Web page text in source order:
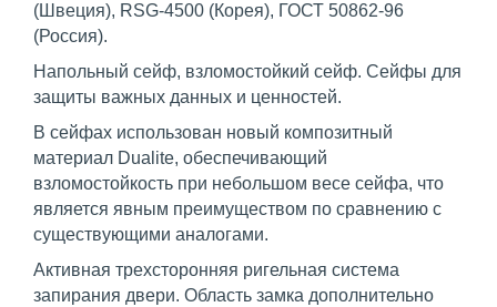
(Швеция), RSG-4500 (Корея), ГОСТ 50862-96
(Россия).
Напольный сейф, взломостойкий сейф. Сейфы для
защиты важных данных и ценностей.
В сейфах использован новый композитный
материал Dualite, обеспечивающий
взломостойкость при небольшом весе сейфа, что
является явным преимуществом по сравнению с
существующими аналогами.
Активная трехсторонняя ригельная система
запирания двери. Область замка дополнительно